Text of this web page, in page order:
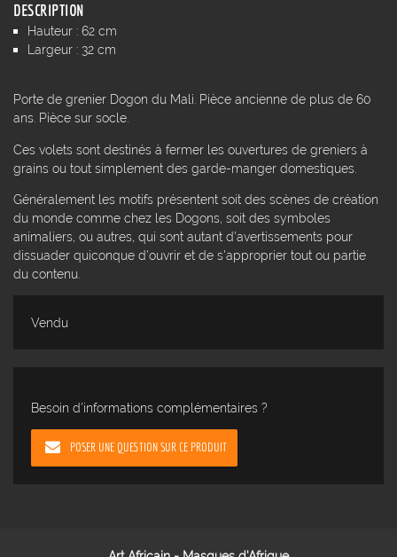
DESCRIPTION
Hauteur : 62 cm
Largeur : 32 cm
Porte de grenier Dogon du Mali. Pièce ancienne de plus de 60
ans. Pièce sur socle.
Ces volets sont destinés à fermer les ouvertures de greniers à
grains ou tout simplement des garde-manger domestiques.
Généralement les motifs présentent soit des scènes de création
du monde comme chez les Dogons, soit des symboles
animaliers, ou autres, qui sont autant d'avertissements pour
dissuader quiconque d'ouvrir et de s'approprier tout ou partie
du contenu.
Vendu
Besoin d'informations complémentaires ?
POSER UNE QUESTION SUR CE PRODUIT